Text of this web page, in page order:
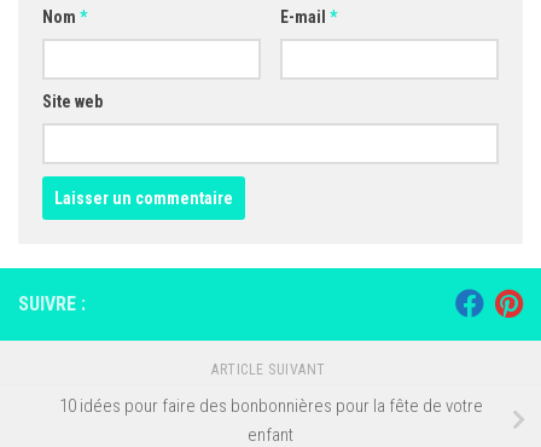
Nom * E-mail *
Site web
SUIVRE :
ARTICLE SUIVANT
10 idées pour faire des bonbonnières pour la fête de votre
enfant